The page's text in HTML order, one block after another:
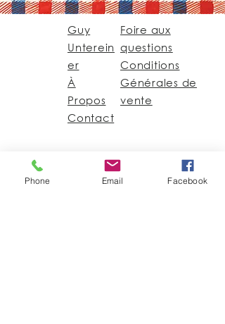
Guy
Unterein
er
À
Propos
Contact
Foire aux
questions
Conditions
Générales de
vente
Guy@GuyUntereiner.fr
8 rue du Général
Phone Email Facebook